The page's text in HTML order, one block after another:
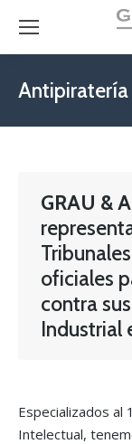
Antipiratería
GRAU &
oficiales
contra
Industrial
Especializados al
Intelectual,